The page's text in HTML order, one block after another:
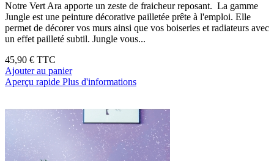
Notre Vert Ara apporte un zeste de fraicheur reposant. La gamme
Jungle est une peinture décorative pailletée prête à l'emploi. Elle
permet de décorer vos murs ainsi que vos boiseries et radiateurs avec
un effet pailleté subtil. Jungle vous...
45,90 € TTC
Ajouter au panier
Aperçu rapide Plus d'informations